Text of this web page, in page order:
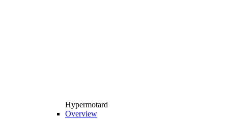
Hypermotard
Overview